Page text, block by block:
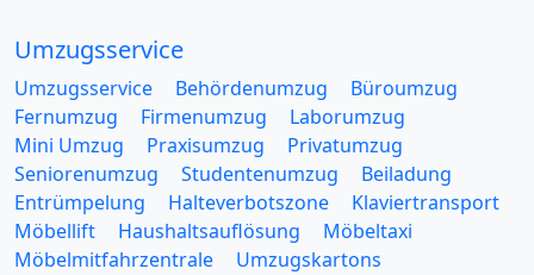
Umzugsservice
Umzugsservice Behördenumzug
Büroumzug
Fernumzug
Firmenumzug
Laborumzug
Mini Umzug
Praxisumzug
Privatumzug
Seniorenumzug
Studentenumzug
Beiladung
Entrümpelung
Halteverbotszone
Klaviertransport
Möbellift
Haushaltsauflösung
Möbeltaxi
Möbelmitfahrzentrale
Umzugskartons